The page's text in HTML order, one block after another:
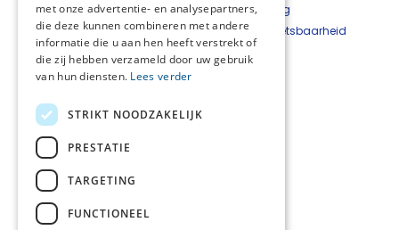
Nieuwsbrief
Cookieverklaring
Beveiligingskwetsbaarheid
melden
West-Achterhoek
Hetty Top
06 - 22 24 33 93
hetty@hettytop.nl
Netwerkcoördinator
Oost-Achterhoek
Jessica Verboom
met onze advertentie- en analysepartners,
die deze kunnen combineren met andere
informatie die u aan hen heeft verstrekt of
die zij hebben verzameld door uw gebruik
van hun diensten. Lees verder
STRIKT NOODZAKELIJK
PRESTATIE
TARGETING
FUNCTIONEEL